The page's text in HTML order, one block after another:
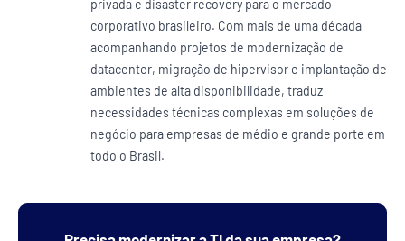
privada e disaster recovery para o mercado
corporativo brasileiro. Com mais de uma década
acompanhando projetos de modernização de
datacenter, migração de hipervisor e implantação de
ambientes de alta disponibilidade, traduz
necessidades técnicas complexas em soluções de
negócio para empresas de médio e grande porte em
todo o Brasil.